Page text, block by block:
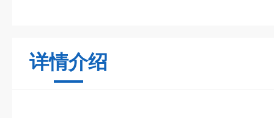
详情介绍